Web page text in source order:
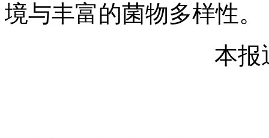
境与丰富的菌物多样性。
本报